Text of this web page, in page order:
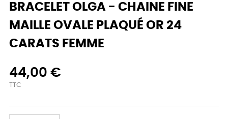
BRACELET OLGA - CHAINE FINE
MAILLE OVALE PLAQUÉ OR 24
CARATS FEMME
44,00 €
TTC